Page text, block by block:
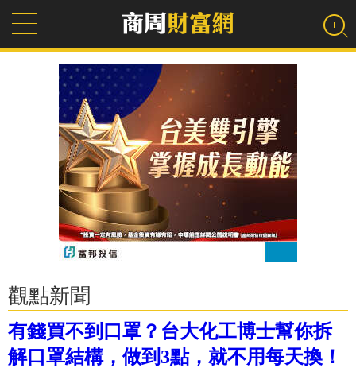
觀點新聞
有錢買不到口罩？台大化工博士幫你拆
解口罩結構，做到3點，就不用每天換！